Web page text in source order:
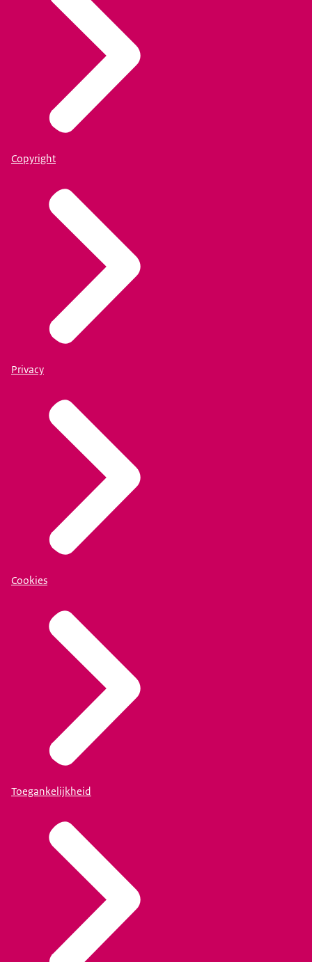
Copyright
Privacy
Cookies
Toegankelijkheid